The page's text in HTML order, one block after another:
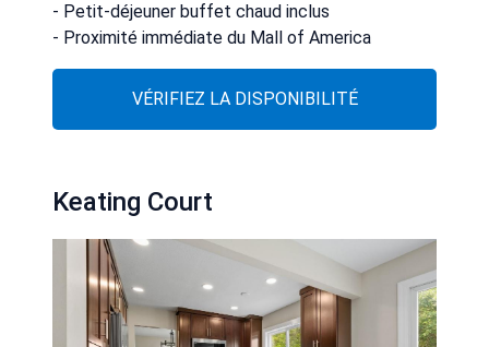
- Petit-déjeuner buffet chaud inclus
- Proximité immédiate du Mall of America
VÉRIFIEZ LA DISPONIBILITÉ
Keating Court